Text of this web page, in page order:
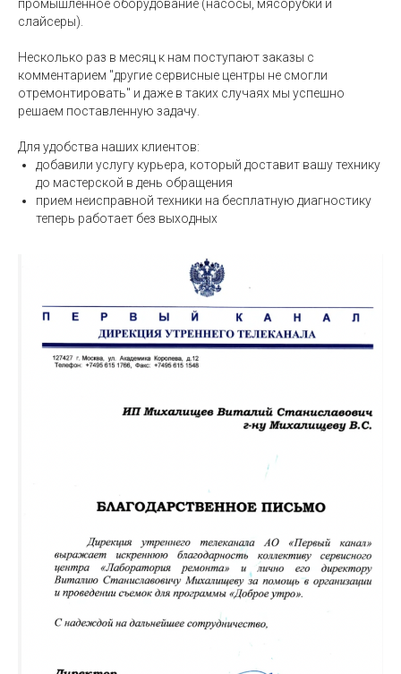
промышленное оборудование (насосы, мясорубки и
слайсеры).
Несколько раз в месяц к нам поступают заказы с
комментарием "другие сервисные центры не смогли
отремонтировать" и даже в таких случаях мы успешно
решаем поставленную задачу.
Для удобства наших клиентов:
добавили услугу курьера, который доставит вашу технику
до мастерской в день обращения
прием неисправной техники на бесплатную диагностику
теперь работает без выходных